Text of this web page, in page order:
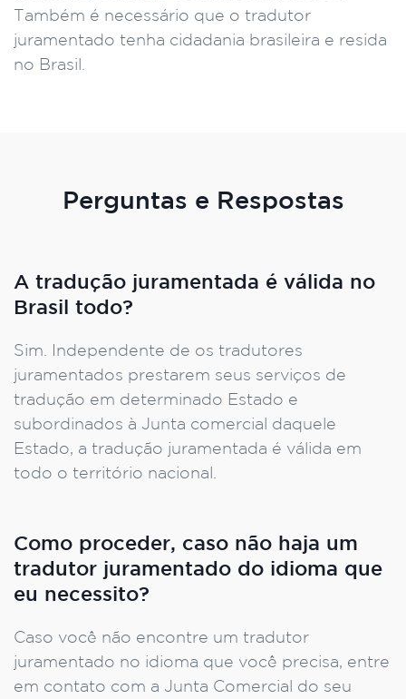
Também é necessário que o tradutor
juramentado tenha cidadania brasileira e resida
no Brasil.
Perguntas e Respostas
A tradução juramentada é válida no
Brasil todo?
Sim. Independente de os tradutores
juramentados prestarem seus serviços de
tradução em determinado Estado e
subordinados à Junta comercial daquele
Estado, a tradução juramentada é válida em
todo o território nacional.
Como proceder, caso não haja um
tradutor juramentado do idioma que
eu necessito?
Caso você não encontre um tradutor
juramentado no idioma que você precisa, entre
em contato com a Junta Comercial do seu